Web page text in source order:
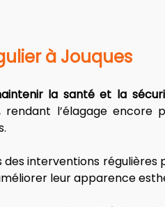
à Jouques
la santé et la
l’élagage encore
interventions
leur apparence